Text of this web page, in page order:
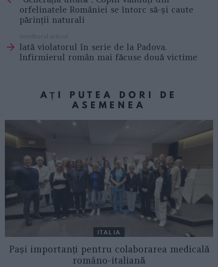
orfelinatele României se întorc să-și caute
părinții naturali
Următorul articol
Iată violatorul în serie de la Padova.
Infirmierul român mai făcuse două victime
AȚI PUTEA DORI DE
ASEMENEA
ITALIA
Pași importanți pentru colaborarea medicală
româno-italiană